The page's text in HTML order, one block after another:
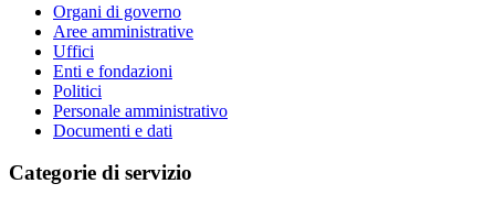
Organi di governo
Aree amministrative
Uffici
Enti e fondazioni
Politici
Personale amministrativo
Documenti e dati
Categorie di servizio